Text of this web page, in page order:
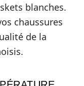
blanches.
chaussures
de la